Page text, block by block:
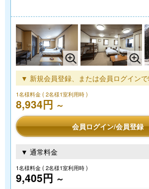
▼ 新規会員登録、または会員ログインで
1名様料金( 2名様1室利用時 )
8,934円 ～
会員ログイン/会員登録
▼ 通常料金
1名様料金( 2名様1室利用時 )
9,405円 ～